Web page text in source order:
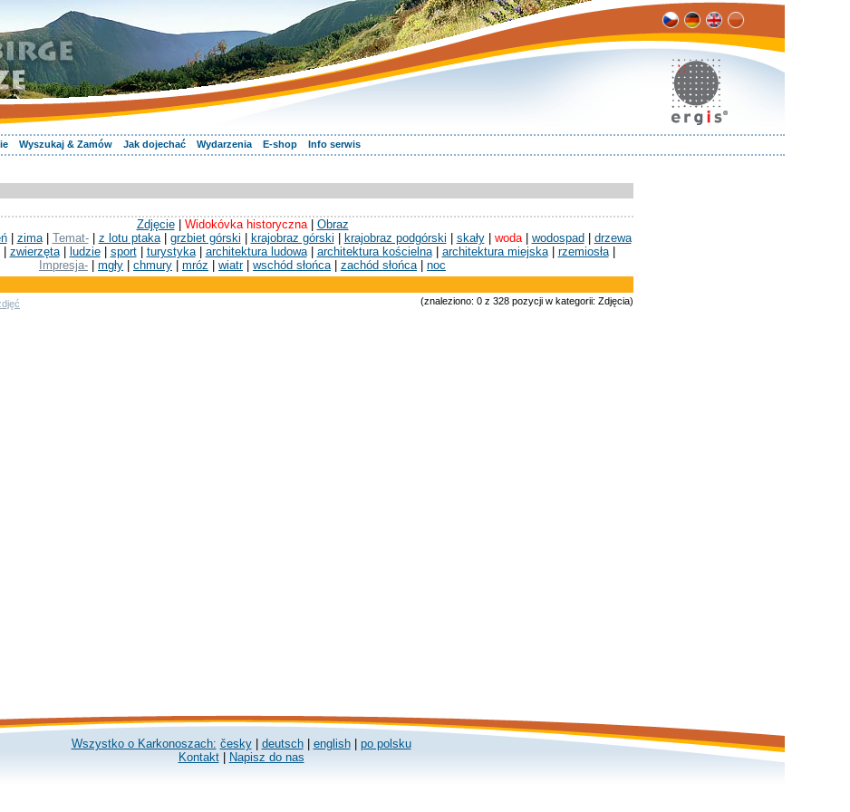
Wyszukaj & Zamów Jak dojechać Wydarzenia E-shop Info serwis
Zdjęcie| Widokóvka historyczna| Obraz
| zima| Temat-| z lotu ptaka| grzbiet górski krajobraz górski krajobraz podgórski skały| woda| wodospad
drzewa
| zwierzęta| ludzie| sport| turystyka| architektura ludowa| architektura kościelna| architektura miejska| rzemiosła|
Impresja-
mgły chmury mróz wiatr| wschód słońca| zachód słońca| noc
(znaleziono: 0 z 328 pozycji w kategorii: Zdjęcia)
Wszystko o Karkonoszach: česky| deutsch| english| po polsku
Kontakt| Napisz do nas